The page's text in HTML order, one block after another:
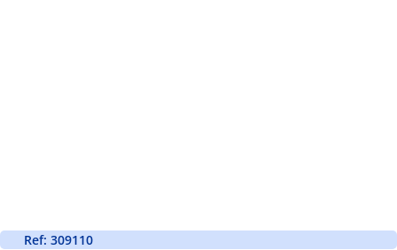
Ref: 309110